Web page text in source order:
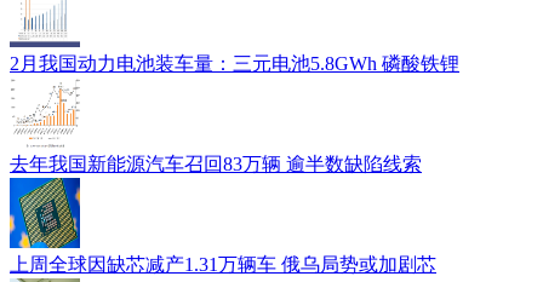
2月我国动力电池装车量：三元电池5.8GWh 磷酸铁锂
去年我国新能源汽车召回83万辆 逾半数缺陷线索
上周全球因缺芯减产1.31万辆车 俄乌局势或加剧芯